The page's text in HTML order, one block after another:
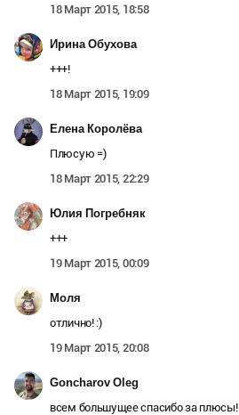
18 Март 2015, 18:58
Ирина Обухова
+++!
18 Март 2015, 19:09
Елена Королёва
Плюсую =)
18 Март 2015, 22:29
Юлия Погребняк
+++
19 Март 2015, 00:09
Моля
отлично! :)
19 Март 2015, 20:08
Goncharov Oleg
всем большущее спасибо за плюсы!